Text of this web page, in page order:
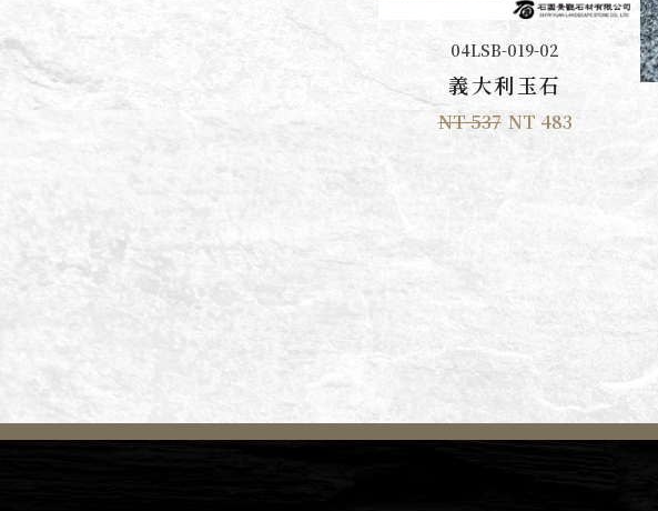
加入購物車
04LSB-019-02
義大利玉石
NT 537 NT 483